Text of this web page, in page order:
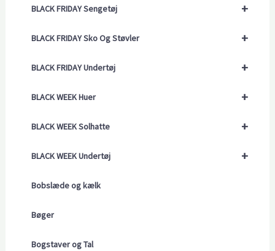
+
BLACK FRIDAY Sengetøj
+
BLACK FRIDAY Sko Og Støvler
+
BLACK FRIDAY Undertøj
+
BLACK WEEK Huer
+
BLACK WEEK Solhatte
+
BLACK WEEK Undertøj
Bobslæde og kælk
Bøger
Bogstaver og Tal